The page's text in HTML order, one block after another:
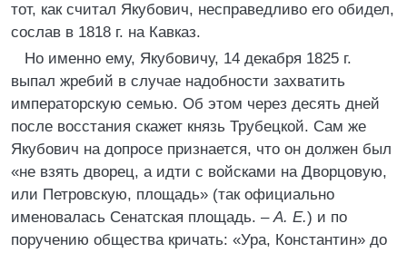
тот, как считал Якубович, несправедливо его обидел,
сослав в 1818 г. на Кавказ.
Но именно ему, Якубовичу, 14 декабря 1825 г.
выпал жребий в случае надобности захватить
императорскую семью. Об этом через десять дней
после восстания скажет князь Трубецкой. Сам же
Якубович на допросе признается, что он должен был
«не взять дворец, а идти с войсками на Дворцовую,
или Петровскую, площадь» (так официально
именовалась Сенатская площадь. –А. Е.) и по
поручению общества кричать: «Ура, Константин» до